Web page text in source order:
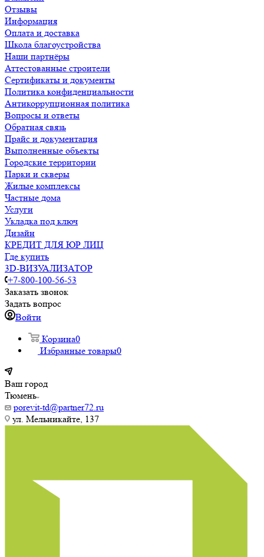
Отзывы
Информация
Оплата и доставка
Школа благоустройства
Наши партнёры
Аттестованные строители
Сертификаты и документы
Политика конфиденциальности
Антикоррупционная политика
Вопросы и ответы
Обратная связь
Прайс и документация
Выполненные объекты
Городские территории
Парки и скверы
Жилые комплексы
Частные дома
Услуги
Укладка под ключ
Дизайн
КРЕДИТ ДЛЯ ЮР ЛИЦ
Где купить
3D-ВИЗУАЛИЗАТОР
+7-800-100-56-53
Заказать звонок
Задать вопрос
Войти
Корзина0
Избранные товары0
Ваш город
Тюмень
porevit-td@partner72.ru
ул. Мельникайте, 137